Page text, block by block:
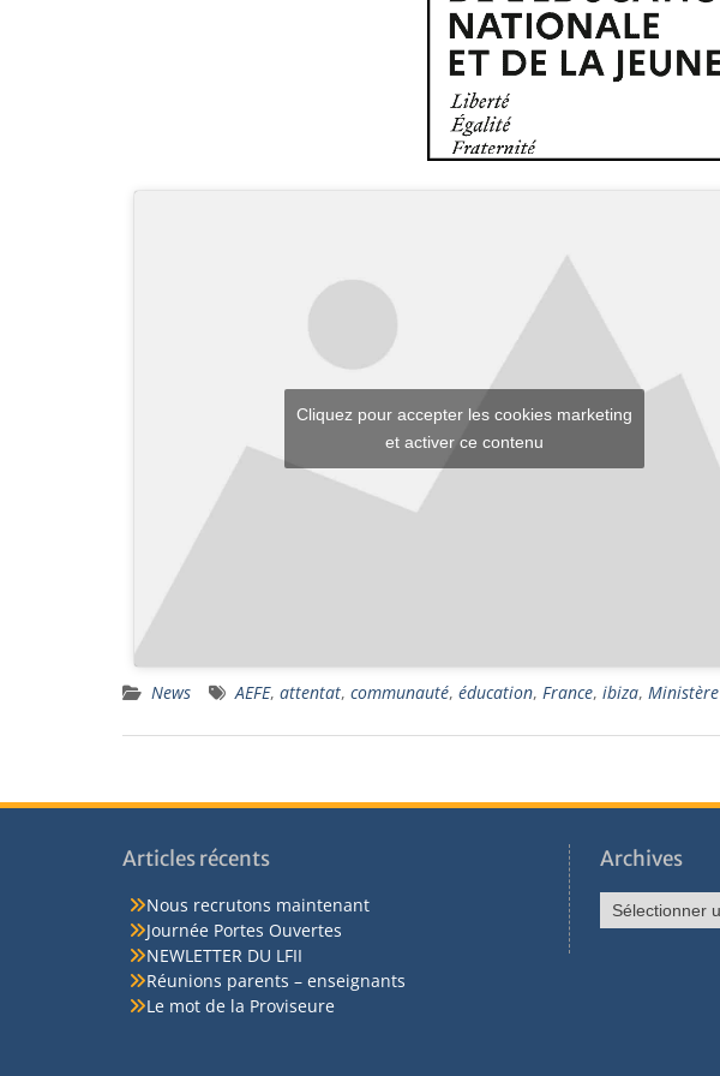
Cliquez pour accepter les cookies marketing
et activer ce contenu
News AEFE, attentat, communauté, éducation, France, ibiza, Ministère
Articles récents
Nous recrutons maintenant
Journée Portes Ouvertes
NEWLETTER DU LFII
Réunions parents – enseignants
Le mot de la Proviseure
Archives